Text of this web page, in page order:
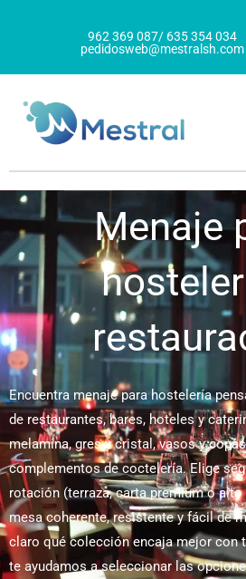
962 369 087/ 635 354 034
pedidosweb@mestralsh.com
Menaje
Encuentra menaje para hostelería
de restaurantes, bares, hoteles y
melamina, gres y cristal, vasos y
complementos de coctelería. Elige
rotación (terraza, carta premium o
mesa coherente, resistente y fácil de
claro qué colección encaja mejor con
te ayudamos a seleccionar las